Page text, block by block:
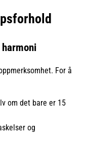
For å
om det bare er 15
og